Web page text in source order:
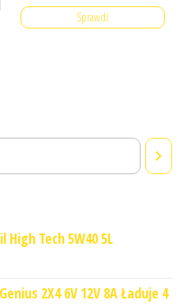
Sprawdź
High Tech 5W40 5L
2X4 6V 12V 8A Ładuje 4